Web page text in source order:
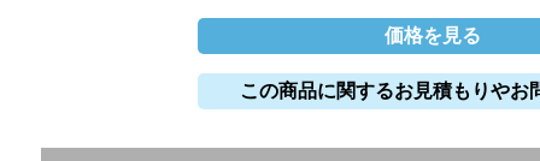
価格を見る
この商品に関するお見積もりやお